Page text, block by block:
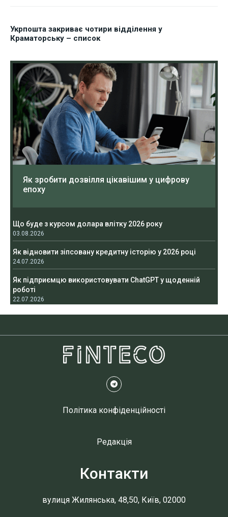
Укрпошта закриває чотири відділення у
Краматорську – список
Як зробити дозвілля цікавішим у цифрову
епоху
Що буде з курсом долара влітку 2026 року
03.08.2026
Як відновити зіпсовану кредитну історію у 2026 році
24.07.2026
Як підприємцю використовувати ChatGPT у щоденній
роботі
22.07.2026
Політика конфіденційності
Редакція
Контакти
вулиця Жилянська, 48,50, Київ, 02000